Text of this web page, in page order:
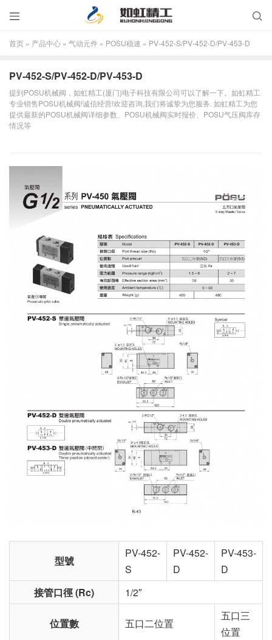


首页 » 产品中心 » 气动元件 » POSU稳速 » PV-452-S/PV-452-D/PV-453-D
PV-452-S/PV-452-D/PV-453-D
提到POSU机械阀，如虹精工(厦门)电子科技有限公司可以了解一下。如虹精工
专业销售POSU机械阀!诚信经营!欢迎咨询,我们将诚挚为您服务. 如虹精工为您
提供最新的POSU机械阀详细参数、POSU机械阀实时报价、POSU气压阀库存
情况等
型號
PV-452-
S
PV-452-
D
PV-453-
D
接管口徑 (Rc)
1/2″
位置數 五口二位置
五口三
位置